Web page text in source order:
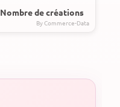
Nombre de créations